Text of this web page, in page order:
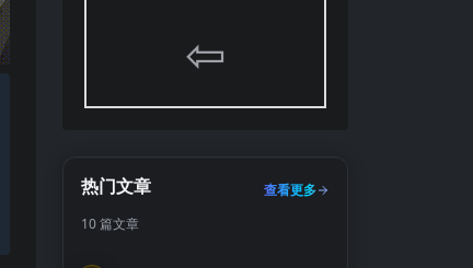
⇦
热门文章
查看更多
10 篇文章